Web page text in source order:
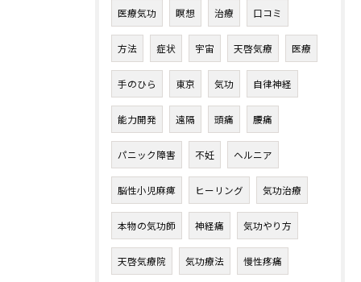
医療気功 瞑想 治療 口コミ
方法 症状 宇宙 天啓気療 医療
手のひら 東京 気功 自律神経
能力開発 遠隔 頭痛 腰痛
パニック障害 不妊 ヘルニア
脳性小児麻痺 ヒーリング 気功治療
本物の気功師 神経痛 気功やり方
天啓気療院 気功療法 慢性疼痛